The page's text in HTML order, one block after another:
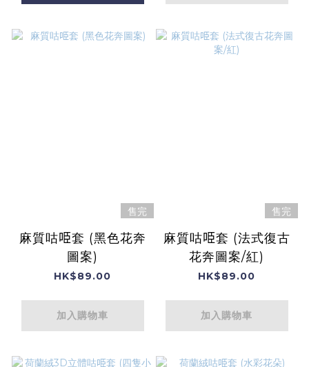
售完
麻質咕𠱸套 (黑色花奔
圖案)
HK$89.00
加入購物車
售完
麻質咕𠱸套 (法式復古
花奔圖案/紅)
HK$89.00
加入購物車